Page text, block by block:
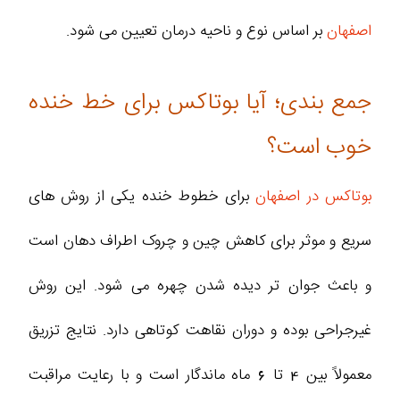
اصفهانبر اساس نوع و ناحیه درمان تعیین می‌ شود.
جمع‌ بندی؛ آیا بوتاکس برای خط خنده
خوب است؟
بوتاکس در اصفهانبرای خطوط خنده یکی از روش‌ های
سریع و موثر برای کاهش چین و چروک اطراف دهان است
و باعث جوان‌ تر دیده شدن چهره می‌ شود. این روش
غیرجراحی بوده و دوران نقاهت کوتاهی دارد. نتایج تزریق
معمولاً بین 4 تا 6 ماه ماندگار است و با رعایت مراقبت‌